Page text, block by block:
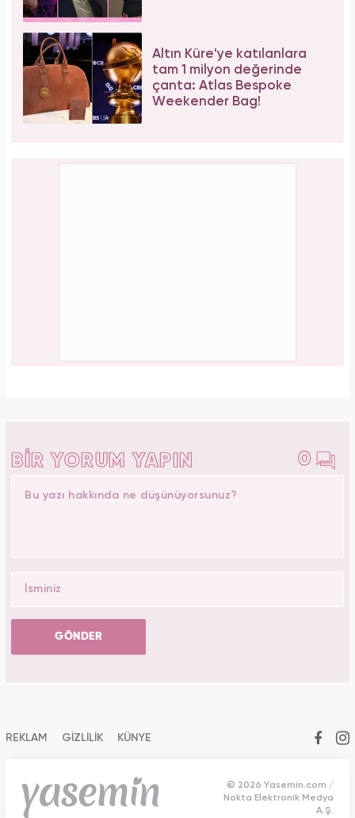
Altın Küre'ye katılanlara
tam 1 milyon değerinde
çanta: Atlas Bespoke
Weekender Bag!
BİR YORUM YAPIN 0
GÖNDER
REKLAM GİZLİLİK KÜNYE
© 2026 Yasemin.com /
Nokta Elektronik Medya
A.Ş.